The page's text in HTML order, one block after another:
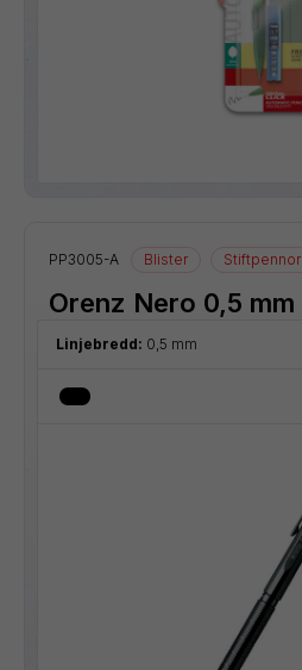
PP3005-A Blister Stiftpennor
Orenz Nero 0,5 mm
Linjebredd: 0,5 mm